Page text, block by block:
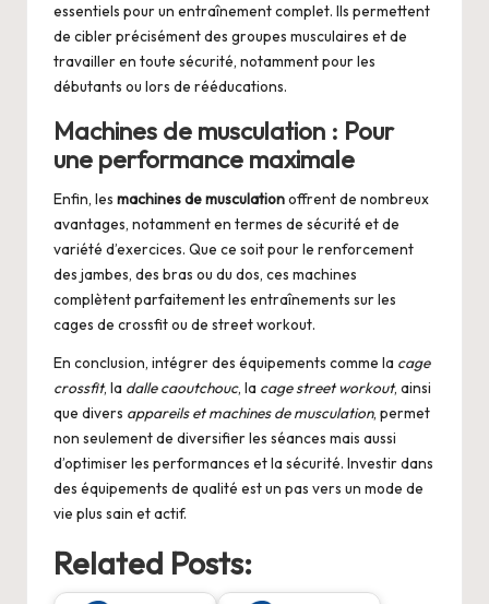
essentiels pour un entraînement complet. Ils permettent
de cibler précisément des groupes musculaires et de
travailler en toute sécurité, notamment pour les
débutants ou lors de rééducations.
Machines de musculation : Pour
une performance maximale
Enfin, les machines de musculationoffrent de nombreux
avantages, notamment en termes de sécurité et de
variété d’exercices. Que ce soit pour le renforcement
des jambes, des bras ou du dos, ces machines
complètent parfaitement les entraînements sur les
cages de crossfit ou de street workout.
En conclusion, intégrer des équipements comme la cage
crossfit, la dalle caoutchouc, la cage street workout, ainsi
que divers appareils et machines de musculation, permet
non seulement de diversifier les séances mais aussi
d’optimiser les performances et la sécurité. Investir dans
des équipements de qualité est un pas vers un mode de
vie plus sain et actif.
Related Posts: